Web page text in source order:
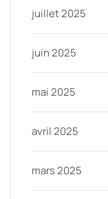
juillet 2025
juin 2025
mai 2025
avril 2025
mars 2025